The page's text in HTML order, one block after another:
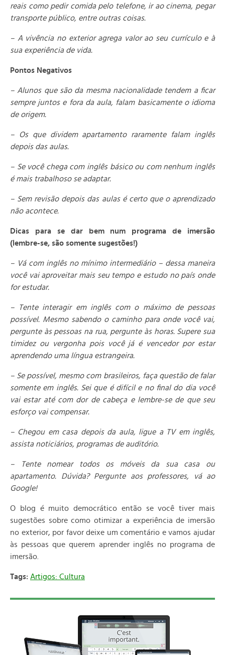
reais como pedir comida pelo telefone, ir ao cinema, pegar
transporte público, entre outras coisas.
– A vivência no exterior agrega valor ao seu currículo e à
sua experiência de vida.
Pontos Negativos
– Alunos que são da mesma nacionalidade tendem a ficar
sempre juntos e fora da aula, falam basicamente o idioma
de origem.
– Os que dividem apartamento raramente falam inglês
depois das aulas.
– Se você chega com inglês básico ou com nenhum inglês
é mais trabalhoso se adaptar.
– Sem revisão depois das aulas é certo que o aprendizado
não acontece.
Dicas para se dar bem num programa de imersão
(lembre-se, são somente sugestões!)
– Vá com inglês no mínimo intermediário – dessa maneira
você vai aproveitar mais seu tempo e estudo no país onde
for estudar.
– Tente interagir em inglês com o máximo de pessoas
possível. Mesmo sabendo o caminho para onde você vai,
pergunte às pessoas na rua, pergunte às horas. Supere sua
timidez ou vergonha pois você já é vencedor por estar
aprendendo uma língua estrangeira.
– Se possível, mesmo com brasileiros, faça questão de falar
somente em inglês. Sei que é difícil e no final do dia você
vai estar até com dor de cabeça e lembre-se de que seu
esforço vai compensar.
– Chegou em casa depois da aula, ligue a TV em inglês,
assista noticiários, programas de auditório.
– Tente nomear todos os móveis da sua casa ou
apartamento. Dúvida? Pergunte aos professores, vá ao
Google!
O blog é muito democrático então se você tiver mais
sugestões sobre como otimizar a experiência de imersão
no exterior, por favor deixe um comentário e vamos ajudar
às pessoas que querem aprender inglês no programa de
imersão.
Tags: Artigos: Cultura